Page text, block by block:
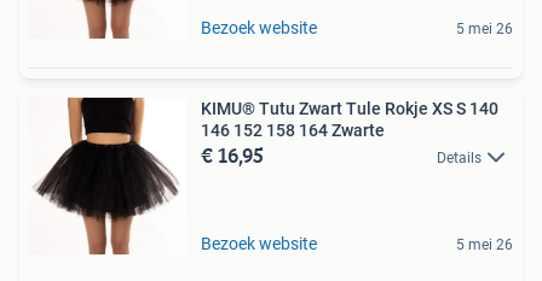
Bezoek website 5 mei 26
KIMU® Tutu Zwart Tule Rokje XS S 140
146 152 158 164 Zwarte
€ 16,95 Details
Bezoek website 5 mei 26